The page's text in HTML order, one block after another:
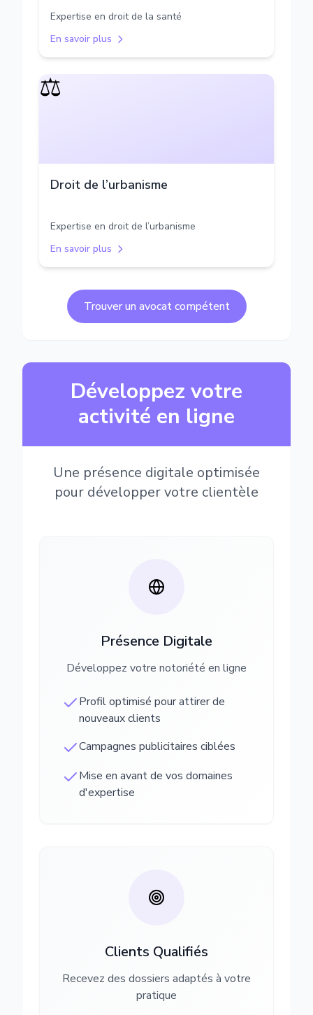
Expertise en droit de la santé
En savoir plus
⚖️
Droit de l’urbanisme
Expertise en droit de l’urbanisme
En savoir plus
Trouver un avocat compétent
Développez votre
activité en ligne
Une présence digitale optimisée
pour développer votre clientèle
Présence Digitale
Développez votre notoriété en ligne
Profil optimisé pour attirer de
nouveaux clients
Campagnes publicitaires ciblées
Mise en avant de vos domaines
d'expertise
Clients Qualifiés
Recevez des dossiers adaptés à votre
pratique